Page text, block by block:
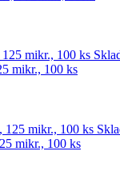
mikr., 100 ks
mikr., 100 ks